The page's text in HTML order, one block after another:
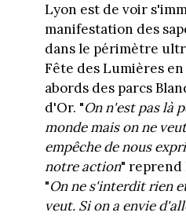
Lyon est de voir
manifestation des
dans le périmètre
Fête des Lumières
abords des parcs
d'Or. "On n'est pas là
monde mais on ne
empêche de nous
notre action" reprend
"On ne s'interdit rien
veut. Si on a envie